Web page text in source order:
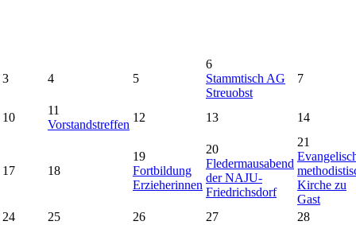
3 4 5
6
Stammtisch AG
Streuobst
7
10
11
Vorstandstreffen
12 13 14
17 18
19
Fortbildung
Erzieherinnen
20
Fledermausabend
der NAJU-
Friedrichsdorf
21
Kirche zu
Gast
24
25 26 27
28